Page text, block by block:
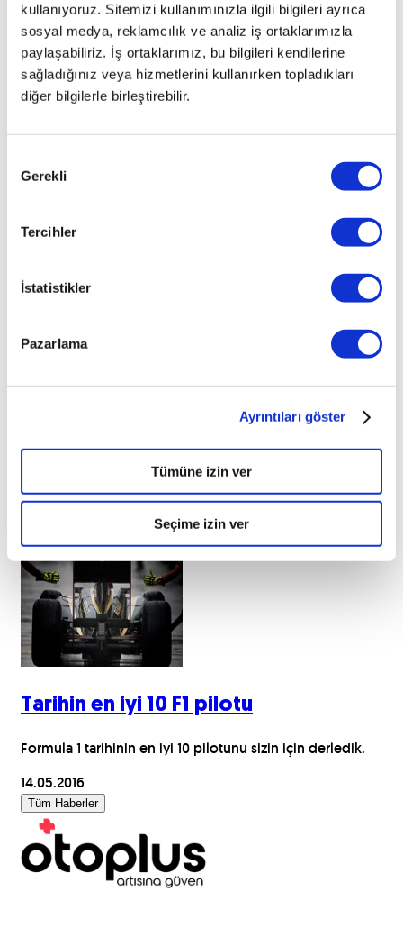
kullanıyoruz. Sitemizi kullanımınızla ilgili bilgileri ayrıca
sosyal medya, reklamcılık ve analiz iş ortaklarımızla
paylaşabiliriz. İş ortaklarımız, bu bilgileri kendilerine
sağladığınız veya hizmetlerini kullanırken topladıkları
diğer bilgilerle birleştirebilir.
Seçimi
Gerekli
Tercihler
İstatistikler
Pazarlama
Ayrıntıları göster
Tümüne izin ver
Seçime izin ver
İlginizi çekebilecek haberler
NASCAR Pilotu Tony Stewart, ölümle
çarparak ölümüne sebep olan Tony Stewart suçlu bulundu
ve yargılanacak.
Tarihin en iyi 10 F1 pilotu
Formula 1 tarihinin en iyi 10 pilotunu sizin için derledik.
14.05.2016
Tüm Haberler